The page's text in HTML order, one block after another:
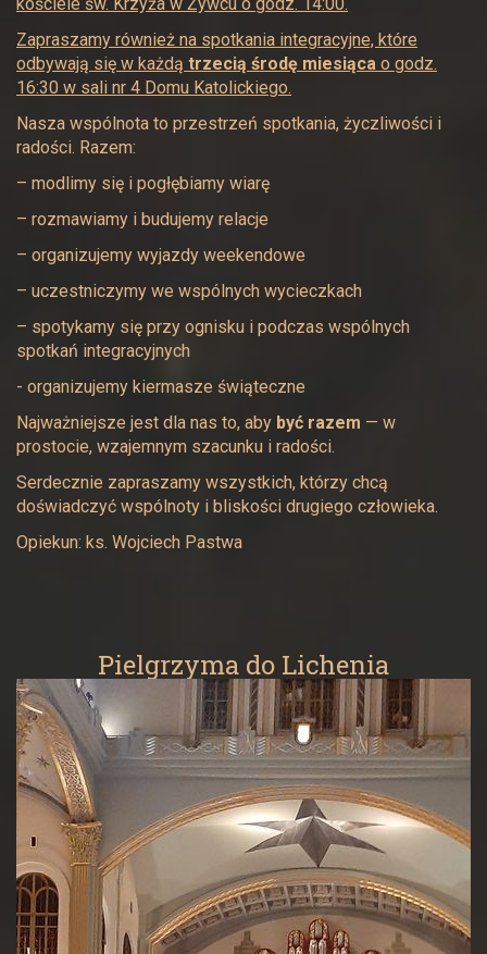
Zapraszamy również na spotkania integracyjne, które
odbywają się w każdą trzecią środę miesiąca o godz.
16:30 w sali nr 4 Domu Katolickiego.
Nasza wspólnota to przestrzeń spotkania, życzliwości i
radości. Razem:
– modlimy się i pogłębiamy wiarę
– rozmawiamy i budujemy relacje
– organizujemy wyjazdy weekendowe
– uczestniczymy we wspólnych wycieczkach
– spotykamy się przy ognisku i podczas wspólnych
spotkań integracyjnych
- organizujemy kiermasze świąteczne
Najważniejsze jest dla nas to, aby być razem — w
prostocie, wzajemnym szacunku i radości.
Serdecznie zapraszamy wszystkich, którzy chcą
doświadczyć wspólnoty i bliskości drugiego człowieka.
Opiekun: ks. Wojciech Pastwa
Pielgrzyma do Lichenia